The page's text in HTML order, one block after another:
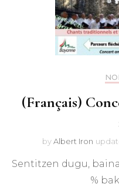
(Français)
byAlbert Iron
Sentitzen dugu, baina
%